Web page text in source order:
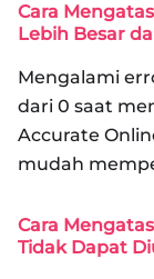
Cara
Lebih Besar
Mengalami
dari 0 saat
Accurate
mudah
Cara
Tidak Dapat